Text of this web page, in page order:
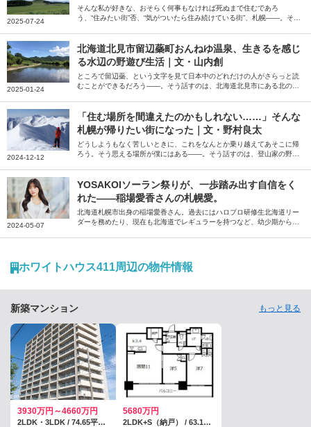
2025-07-24
ター）
そんな私が好きな、おそらく何事もなければ死ぬまで住むであろ
う、“住みたい街”否、“気がついたら住み続けている街”、札幌――。そう
してくれました。
2025-01-24
北海道北見市留辺蘂町おんねゆ温泉、生きるを感じ
る水辺の野遊び生活｜文・山内創
ところで留辺蘂、という文字を見て日本中のどれだけの人がさらっと読
むことができるだろう――。そう話すのは、北海道北見市にある北の大
蘂（るべしべ）町を起点とした野遊び生活について綴っていただきまし
た。
2024-12-12
「住む場所を間違えたのかもしれない……」そんな
札幌が帰りたい街になった｜文・野村良太
どうしようもなく苦しいときに、これをなんとか乗り越えてあそこに帰
ろう。そう思える場所が僕にはある――。そう話すのは、登山家の野村
い」と思うようになった街への思いを綴っていただきました。
2024-05-07
YOSAKOIソーラン祭りが、一歩踏み出す自信をく
れた――稲場愛香さんの札幌愛。
北海道札幌市出身の稲場愛香さん。過去にはハロプロ研修生北海道リー
ダーを務めたり、現在も北海道でレギュラーを持つなど、幼少期から現
ホワイトハウス411周辺の物件情報
新築マンション もっと見る
3930万円～4660万円
2LDK・3LDK / 74.65平米～89.65平米
5680万円
2LDK+S（納戸） / 63.1平米（登記）